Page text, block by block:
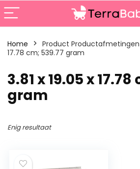
Home Product Productafmetingen
17.78 cm; 539.77 gram
‎3.81 x 19.05 x
gram
Enig resultaat